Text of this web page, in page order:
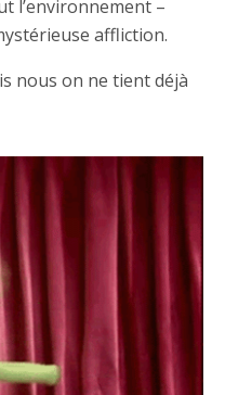
l’environnement –
affliction.
nous on ne tient déjà